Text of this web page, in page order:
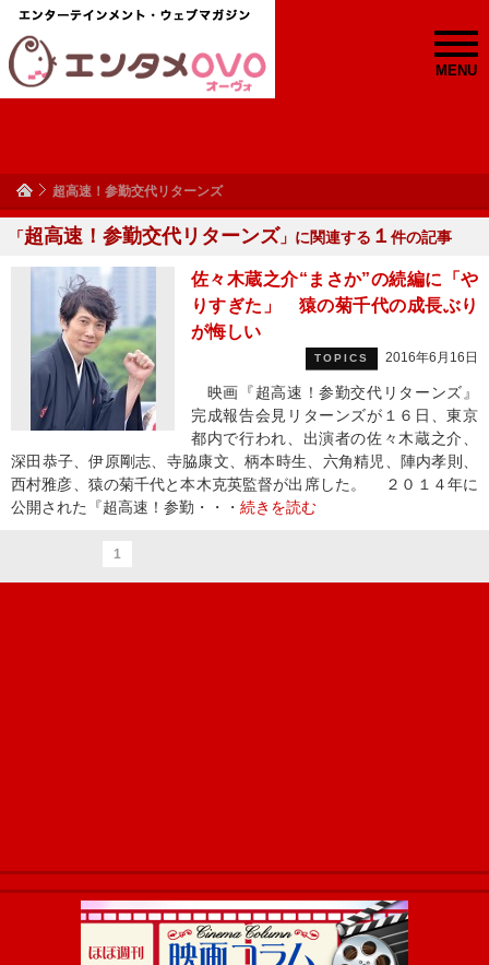
MENU
超高速！参勤交代リターンズ
「超高速！参勤交代リターンズ 」に関連する １ 件の記事
佐々木蔵之介“まさか”の続編に「や
りすぎた」 猿の菊千代の成長ぶり
が悔しい
TOPICS 2016年6月16日
映画『超高速！参勤交代リターンズ』
完成報告会見リターンズが１６日、東京
都内で行われ、出演者の佐々木蔵之介、
深田恭子、伊原剛志、寺脇康文、柄本時生、六角精児、陣内孝則、
西村雅彦、猿の菊千代と本木克英監督が出席した。 ２０１４年に
公開された『超高速！参勤・・・ 続きを読む
1